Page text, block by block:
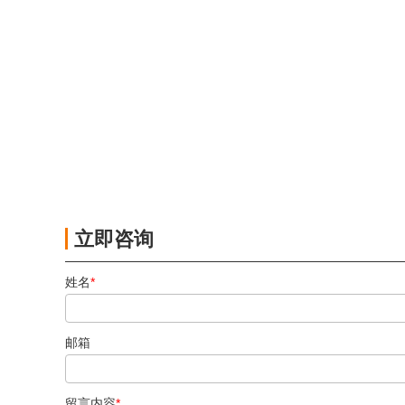
立即咨询
姓名*
邮箱